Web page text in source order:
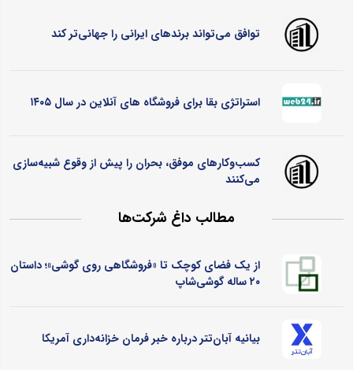
توافق می‌تواند برندهای ایرانی را جهانی‌تر کند
استراتژی بقا برای فروشگاه های آنلاین در سال ۱۴۰۵
کسب‌وکارهای موفق، بحران را پیش از وقوع شبیه‌سازی
می‌کنند
مطالب داغ شرکت‌ها
از یک فضای کوچک تا «فروشگاهی روی گوشی»؛ داستان
۲۰ ساله گوشی‌شاپ
بیانیه آبان‌تتر درباره خبر فرمان خزانه‌داری آمریکا